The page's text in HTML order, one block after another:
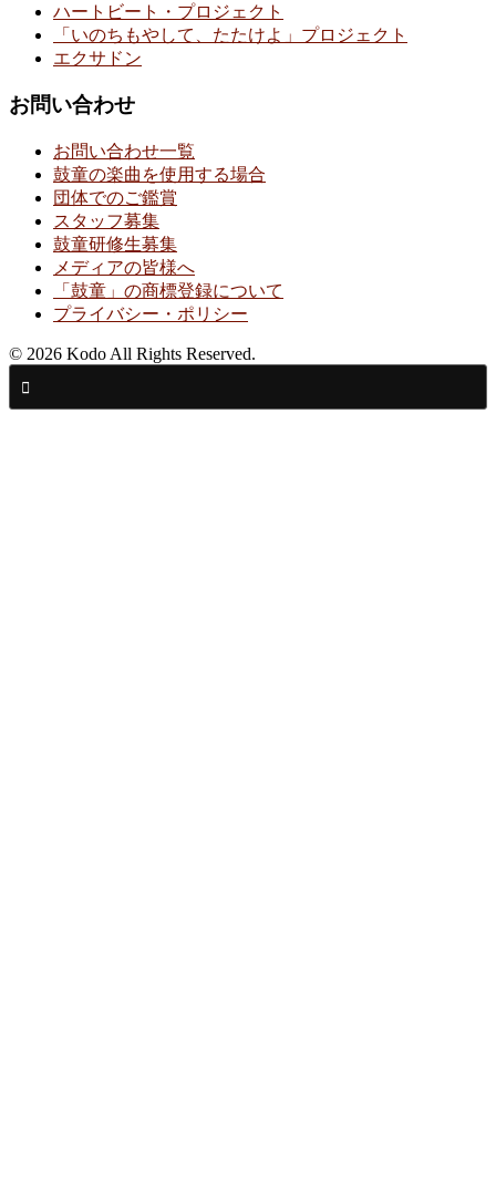
ハートビート・プロジェクト
「いのちもやして、たたけよ」プロジェクト
エクサドン
お問い合わせ
お問い合わせ一覧
鼓童の楽曲を使用する場合
団体でのご鑑賞
スタッフ募集
鼓童研修生募集
メディアの皆様へ
「鼓童」の商標登録について
プライバシー・ポリシー
© 2026 Kodo All Rights Reserved.